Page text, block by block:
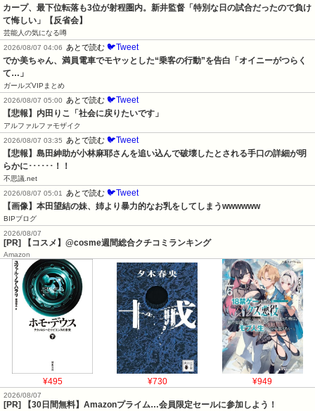
カープ、最下位転落も3位が射程圏内。新井監督「特別な日の試合だったので負け
て悔しい」【反省会】
芸能人の気になる噂
2026/08/07 04:06
あとで読む 🐦Tweet
でか美ちゃん、満員電車でモヤッとした“乗客の行動”を告白「オイニーがつらく
て…」
ガールズVIPまとめ
2026/08/07 05:00
あとで読む 🐦Tweet
【悲報】内田りこ「社会に戻りたいです」
アルファルファモザイク
2026/08/07 03:35
あとで読む 🐦Tweet
【悲報】島田紳助が小林麻耶さんを追い込んで破壊したとされる手口の詳細が明
らかに･･････！！
不思議.net
2026/08/07 05:01
あとで読む 🐦Tweet
【画像】本田望結の妹、姉より暴力的なお乳をしてしまうwwwwww
BIPブログ
2026/08/07
[PR] 【コスメ】@cosme週間総合クチコミランキング
Amazon
¥495 ¥730 ¥949
2026/08/07
[PR] 【30日間無料】Amazonプライム…会員限定セールに参加しよう！